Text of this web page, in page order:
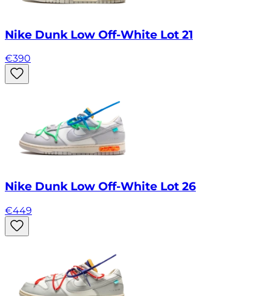
Nike Dunk Low Off-White Lot 21
€390
Nike Dunk Low Off-White Lot 26
€449